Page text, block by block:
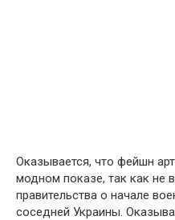
Оказывается, что фейшн
модном показе, так как не
правительства о начале
соседней Украины.